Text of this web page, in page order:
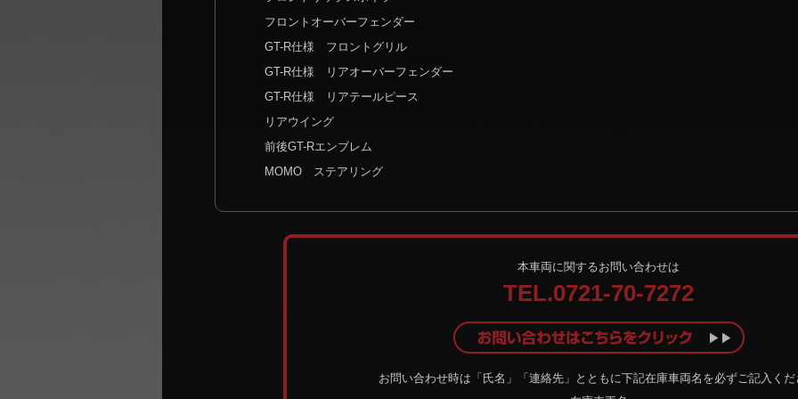
フロントオーバーフェンダー
GT-R仕様 フロントグリル
GT-R仕様 リアオーバーフェンダー
GT-R仕様 リアテールピース
リアウイング
前後GT-Rエンブレム
MOMO ステアリング
本車両に関するお問い合わせは
TEL.0721-70-7272
お問い合わせ時は「氏名」「連絡先」とともに下記在庫車両名を必ずご記入くだ